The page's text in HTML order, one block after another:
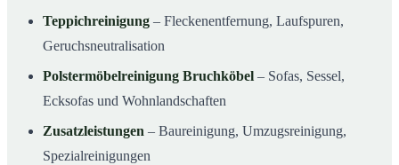
Teppichreinigung – Fleckenentfernung, Laufspuren,
Geruchsneutralisation
Polstermöbelreinigung Bruchköbel – Sofas, Sessel,
Ecksofas und Wohnlandschaften
Zusatzleistungen – Baureinigung, Umzugsreinigung,
Spezialreinigungen